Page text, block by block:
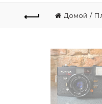
Домой